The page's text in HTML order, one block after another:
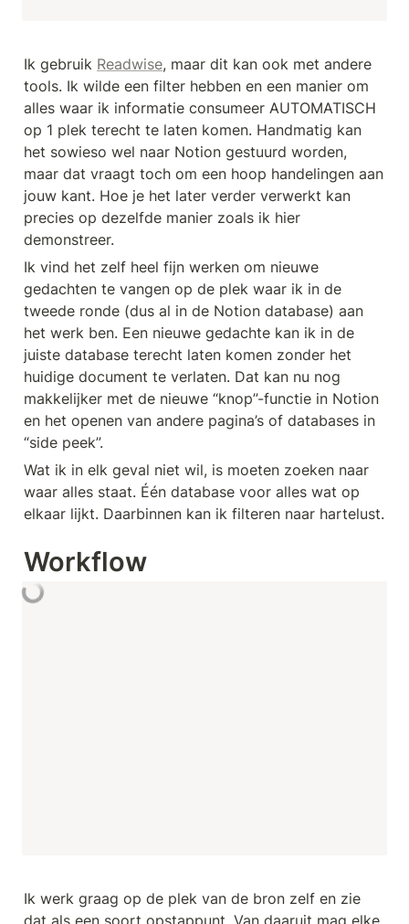
Ik gebruik Readwise, maar dit kan ook met andere
tools. Ik wilde een filter hebben en een manier om
alles waar ik informatie consumeer AUTOMATISCH
op 1 plek terecht te laten komen. Handmatig kan
het sowieso wel naar Notion gestuurd worden,
maar dat vraagt toch om een hoop handelingen aan
jouw kant. Hoe je het later verder verwerkt kan
precies op dezelfde manier zoals ik hier
demonstreer.
Ik vind het zelf heel fijn werken om nieuwe
gedachten te vangen op de plek waar ik in de
tweede ronde (dus al in de Notion database) aan
het werk ben. Een nieuwe gedachte kan ik in de
juiste database terecht laten komen zonder het
huidige document te verlaten. Dat kan nu nog
makkelijker met de nieuwe “knop”-functie in Notion
en het openen van andere pagina’s of databases in
“side peek”.
Wat ik in elk geval niet wil, is moeten zoeken naar
waar alles staat. Één database voor alles wat op
elkaar lijkt. Daarbinnen kan ik filteren naar hartelust.
Workflow
Ik werk graag op de plek van de bron zelf en zie
dat als een soort opstappunt. Van daaruit mag elke